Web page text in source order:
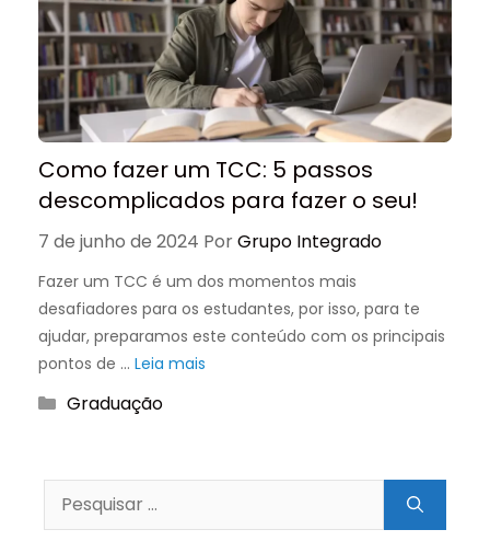
Como fazer um TCC: 5 passos
descomplicados para fazer o seu!
7 de junho de 2024 PorGrupo Integrado
Fazer um TCC é um dos momentos mais
desafiadores para os estudantes, por isso, para te
ajudar, preparamos este conteúdo com os principais
pontos de … Leia mais
Categorias
Graduação
por: